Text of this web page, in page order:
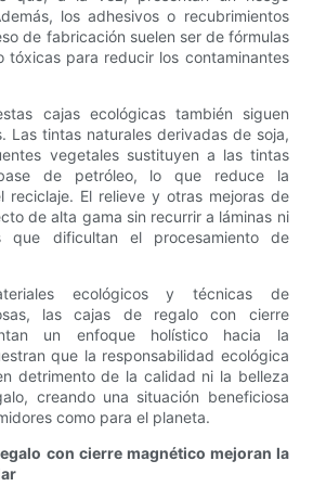
los adhesivos o recubrimientos
de fabricación suelen ser de fórmulas
tóxicas para reducir los contaminantes
cajas ecológicas también siguen
Las tintas naturales derivadas de soja,
vegetales sustituyen a las tintas
de petróleo, lo que reduce la
El relieve y otras mejoras de
de alta gama sin recurrir a láminas ni
que dificultan el procesamiento de
ecológicos y técnicas de
las cajas de regalo con cierre
un enfoque holístico hacia la
que la responsabilidad ecológica
detrimento de la calidad ni la belleza
creando una situación beneficiosa
como para el planeta.
con cierre magnético mejoran la